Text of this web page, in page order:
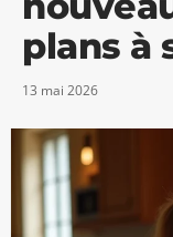
plans à
13 mai 2026